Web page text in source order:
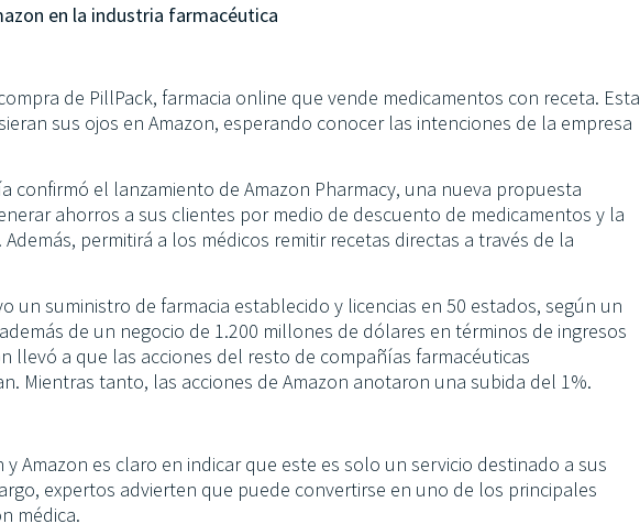
en la industria farmacéutica
de PillPack, farmacia online que vende medicamentos con receta. Esta
sus ojos en Amazon, esperando conocer las intenciones de la empresa
confirmó el lanzamiento de Amazon Pharmacy, una nueva propuesta
ahorros a sus clientes por medio de descuento de medicamentos y la
permitirá a los médicos remitir recetas directas a través de la
un suministro de farmacia establecido y licencias en 50 estados, según un
de un negocio de 1.200 millones de dólares en términos de ingresos
llevó a que las acciones del resto de compañías farmacéuticas
Mientras tanto, las acciones de Amazon anotaron una subida del 1%.
Amazon es claro en indicar que este es solo un servicio destinado a sus
expertos advierten que puede convertirse en uno de los principales
médica.